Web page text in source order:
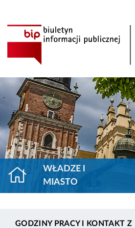
WŁADZE I
MIASTO
GODZINY PRACY I KONTAKT Z